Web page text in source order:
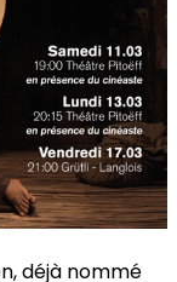
déjà nommé